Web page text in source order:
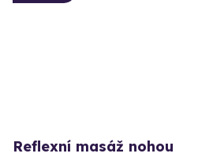
Reflexní masáž nohou